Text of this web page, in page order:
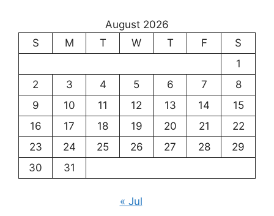
August 2026
S
M T W T F
S
1
2
3 4 5 6 7
8
9
10 11 12 13 14
15
16
17 18 19 20 21
22
23
24 25 26 27 28
29
30
31
« Jul